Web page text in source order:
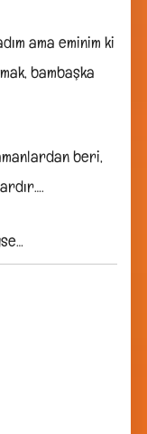
ama eminim ki
bambaşka
beri,